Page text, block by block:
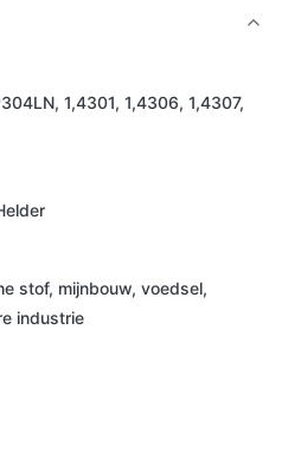
1,4301, 1,4306, 1,4307,
stof, mijnbouw, voedsel,
industrie